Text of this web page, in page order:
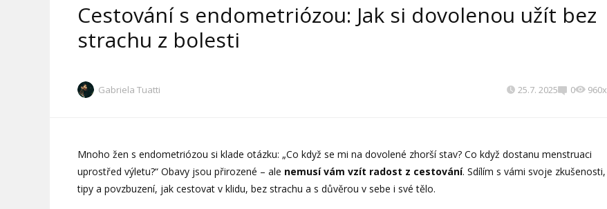
Cestování s endometriózou: Jak si dovolenou užít bez
strachu z bolesti
Gabriela Tuatti 25.7. 2025 0 960x
Mnoho žen s endometriózou si klade otázku: „Co když se mi na dovolené zhorší stav? Co když dostanu menstruaci
uprostřed výletu?“ Obavy jsou přirozené – ale nemusí vám vzít radost z cestování. Sdílím s vámi svoje zkušenosti,
tipy a povzbuzení, jak cestovat v klidu, bez strachu a s důvěrou v sebe i své tělo.